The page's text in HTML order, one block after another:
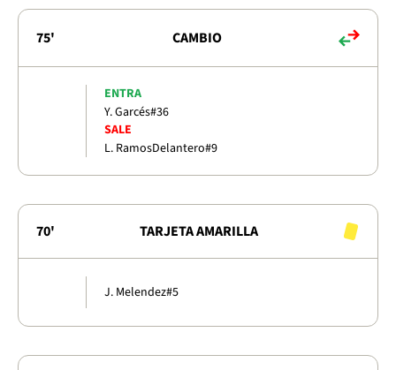
75' CAMBIO
ENTRA
Y. Garcés#36
SALE
L. RamosDelantero#9
70' TARJETA AMARILLA
J. Melendez#5